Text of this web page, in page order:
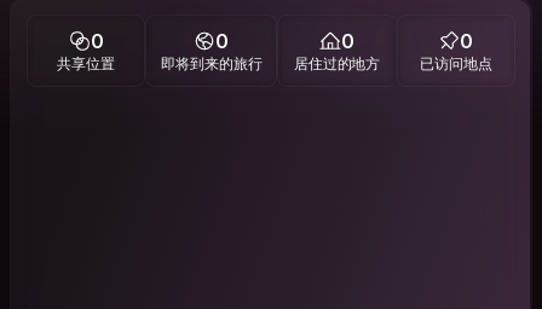
0
共享位置
0
即将到来的旅行
0
居住过的地方
0
已访问地点